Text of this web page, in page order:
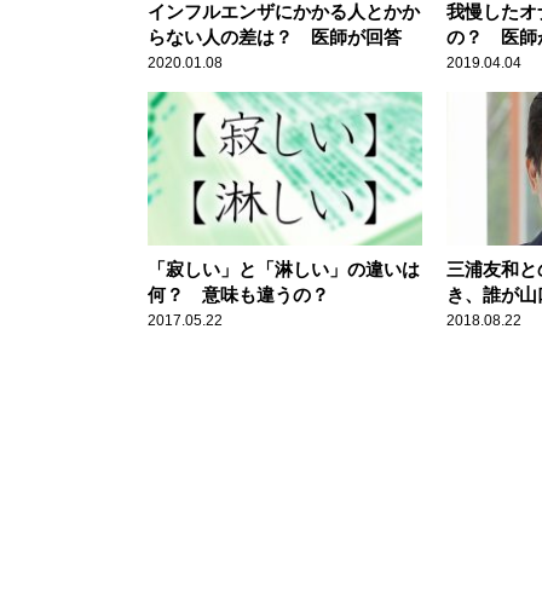
インフルエンザにかかる人とかか
らない人の差は？ 医師が回答
2020.01.08
我慢した
の？ 医師
2019.04.04
「寂しい」と「淋しい」の違いは
何？ 意味も違うの？
2017.05.22
三浦友和
き、誰が
か
2018.08.22